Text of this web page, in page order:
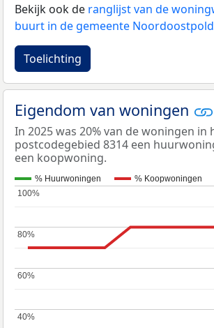
Bekijk ook de ranglijst van de
buurt in de gemeente
Toelichting
Eigendom van woningen
In 2025 was 20% van de woningen in
postcodegebied 8314 een
een koopwoning.
% Huurwoningen % Koopwoningen
40%
40%
60%
60%
80%
80%
100%
100%